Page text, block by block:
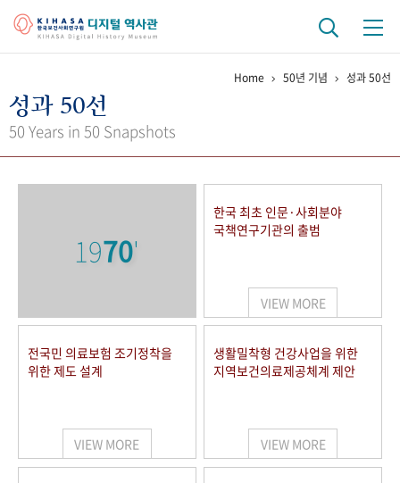
걸어온 길 기관 변천사
키워드로 보는 연구 역사
연구자들
사진 아카이브 문서 기록물 행정박물 영상 기록물
50+1 주년 기념
세계와 함께 한 KIHASA
Home 50년 기념 성과 50선
성과 50선
50 Years in 50 Snapshots
1970'
한국 최초 인문·사회분야
국책연구기관의 출범
VIEW MORE
전국민 의료보험 조기정착을
위한 제도 설계
VIEW MORE
생활밀착형 건강사업을 위한
지역보건의료제공체계 제안
VIEW MORE